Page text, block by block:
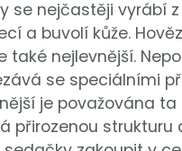
se nejčastěji vyrábí
a buvolí kůže.
také nejlevnější.
se speciálními
je považována
přirozenou strukturu